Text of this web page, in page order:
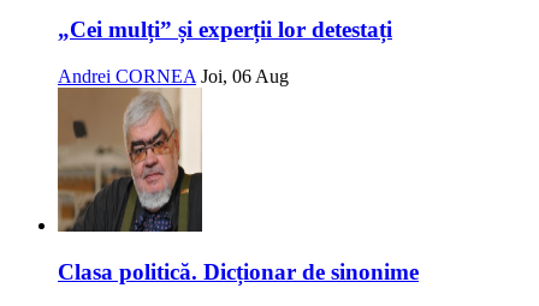
„Cei mulți” și experții lor detestați
Andrei CORNEA Joi, 06 Aug
Clasa politică. Dicționar de sinonime